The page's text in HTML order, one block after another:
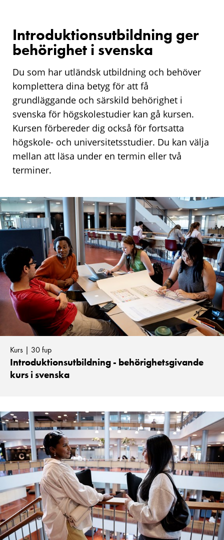
Introduktionsutbildning ger
behörighet i svenska
Du som har utländsk utbildning och behöver
komplettera dina betyg för att få
grundläggande och särskild behörighet i
svenska för högskolestudier kan gå kursen.
Kursen förbereder dig också för fortsatta
högskole- och universitetsstudier. Du kan välja
mellan att läsa under en termin eller två
terminer.
Kurs | 30 fup
Introduktionsutbildning - behörighetsgivande
kurs i svenska